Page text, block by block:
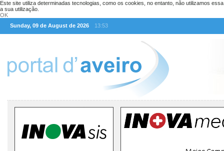
Este site utiliza determinadas tecnologias, como os cookies, no entanto, não utilizamos
a sua utilização.
OK
Sunday, 09 de August de 2026
13:53